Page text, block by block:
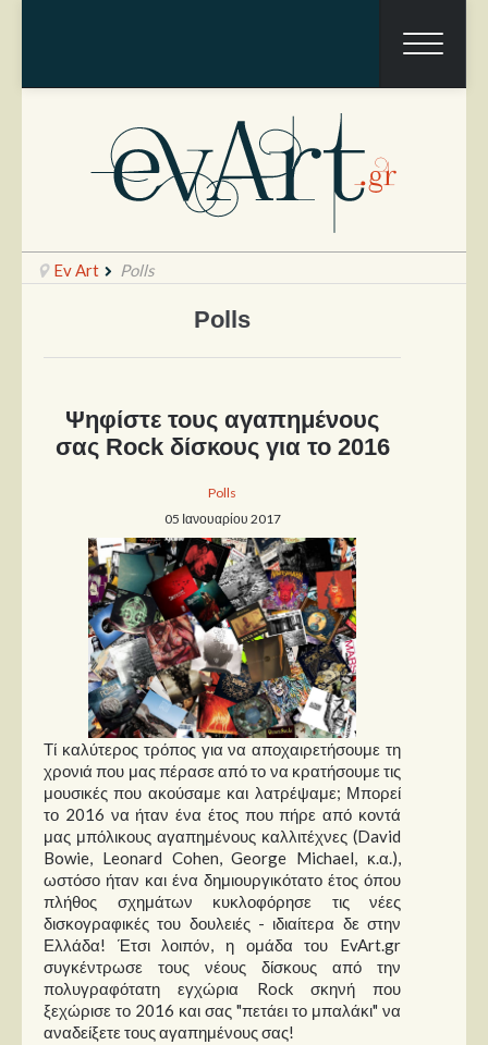
Ραπόρτο
Θέατρο
Παρουσιάσεις
Δίσκοι
Σειρές
Ταινίες
Βιβλία
Video News
Καλλιτέχνες
Μουσικοί
Διάφοροι
Εκτός Συνόρων
Νέα
Στήλες
Polls
Ev Art Polls
Polls
Ψηφίστε τους αγαπημένους
σας Rock δίσκους για το 2016
Polls
05 Ιανουαρίου 2017
Τί καλύτερος τρόπος για να αποχαιρετήσουμε τη
χρονιά που μας πέρασε από το να κρατήσουμε τις
μουσικές που ακούσαμε και λατρέψαμε; Μπορεί
το 2016 να ήταν ένα έτος που πήρε από κοντά
μας μπόλικους αγαπημένους καλλιτέχνες (David
Bowie, Leonard Cohen, George Michael, κ.α.),
ωστόσο ήταν και ένα δημιουργικότατο έτος όπου
πλήθος σχημάτων κυκλοφόρησε τις νέες
δισκογραφικές του δουλειές - ιδιαίτερα δε στην
Ελλάδα! Έτσι λοιπόν, η ομάδα του EvArt.gr
συγκέντρωσε τους νέους δίσκους από την
πολυγραφότατη εγχώρια Rock σκηνή που
ξεχώρισε το 2016 και σας "πετάει το μπαλάκι" να
αναδείξετε τους αγαπημένους σας!